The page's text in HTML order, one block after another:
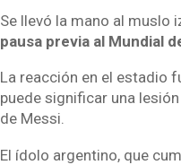
Se llevó la mano al muslo
pausa previa al Mundial
La reacción en el estadio
puede significar una
de Messi.
El ídolo argentino, que